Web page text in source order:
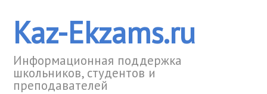
Kaz-Ekzams.ru
Информационная поддержка
школьников, студентов и
преподавателей